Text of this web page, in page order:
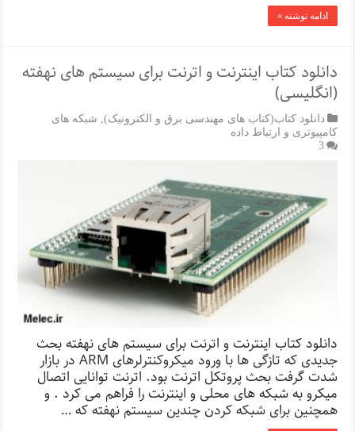
ادامه نوشته »
دانلود کتاب اینترنت و اترنت برای سیستم های نهفته
(انگلیسی)
دانلود کتاب(کتاب های مهندسی برق و الکترونیک) شبکه های
کامپیوتری و ارتباط داده
3
دانلود کتاب اینترنت و اترنت برای سیستم های نهفته بحث
جدیدی که تازگی ها با ورود میکروکنترلرهای ARM در بازار
شدت گرفت بحث پروتکل اترنت بود. اترنت توانایی اتصال
میکرو به شبکه های محلی و اینترنت را فراهم می کرد . و
همچنین برای شبکه کردن چندین سیستم نهفته که …